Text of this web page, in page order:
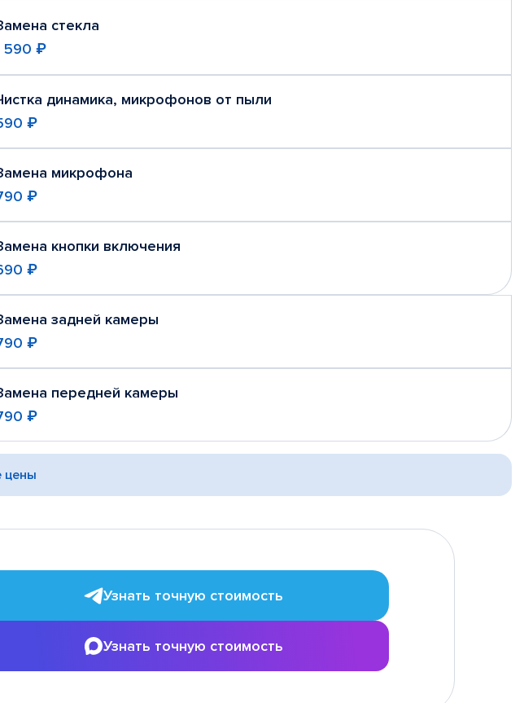
стекла
590 ₽
динамика, микрофонов от пыли
₽
микрофона
₽
кнопки включения
₽
задней камеры
₽
передней камеры
₽
цены
Узнать точную стоимость
Узнать точную стоимость